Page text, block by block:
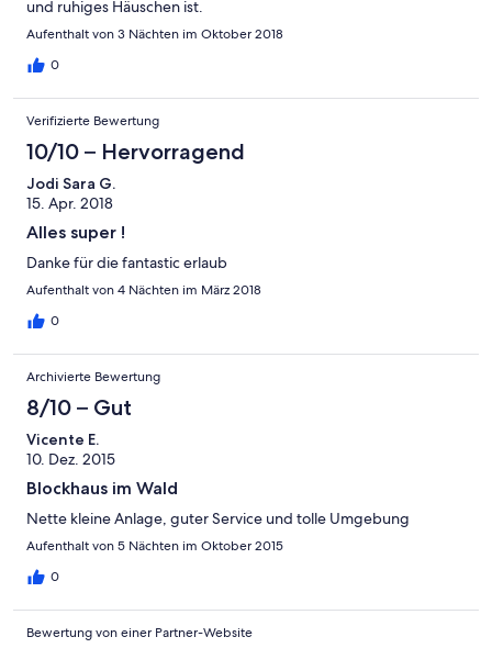
und ruhiges Häuschen ist.
Aufenthalt von 3 Nächten im Oktober 2018
0
Verifizierte Bewertung
10/10 – Hervorragend
Jodi Sara G.
15. Apr. 2018
Alles super !
Danke für die fantastic erlaub
Aufenthalt von 4 Nächten im März 2018
0
Archivierte Bewertung
8/10 – Gut
Vicente E.
10. Dez. 2015
Blockhaus im Wald
Nette kleine Anlage, guter Service und tolle Umgebung
Aufenthalt von 5 Nächten im Oktober 2015
0
Bewertung von einer Partner-Website